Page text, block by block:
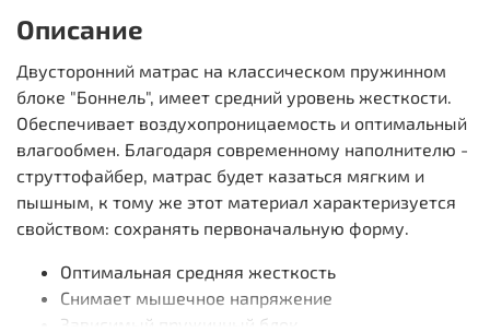
Описание
Двусторонний матрас на классическом пружинном
блоке "Боннель", имеет средний уровень жесткости.
Обеспечивает воздухопроницаемость и оптимальный
влагообмен. Благодаря современному наполнителю -
струттофайбер, матрас будет казаться мягким и
пышным, к тому же этот материал характеризуется
свойством: сохранять первоначальную форму.
Оптимальная средняя жесткость
Снимает мышечное напряжение
Зависимый пружинный блок